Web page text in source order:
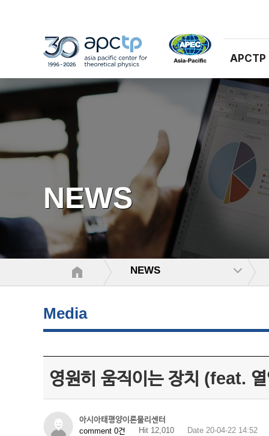
APCTP
NEWS
NEWS
Media
영원히 움직이는 장치 (feat.
아시아태평양이론물리센터
comment 0건
Hit 12,010 Date 20-04-22 14:52